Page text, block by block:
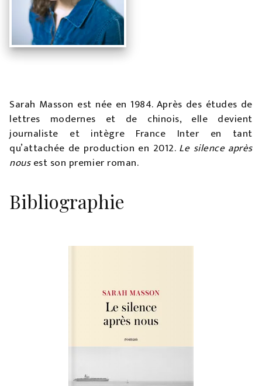
Sarah Masson est née en 1984. Après des études de
lettres modernes et de chinois, elle devient
journaliste et intègre France Inter en tant
qu’attachée de production en 2012. Le silence après
nousest son premier roman.
Bibliographie